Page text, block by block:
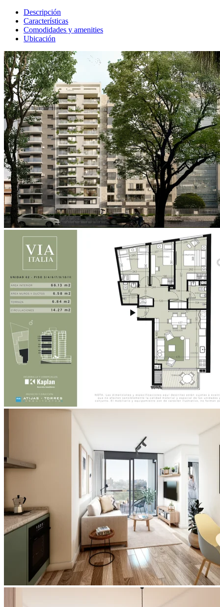
Descripción
Características
Comodidades y amenities
Ubicación